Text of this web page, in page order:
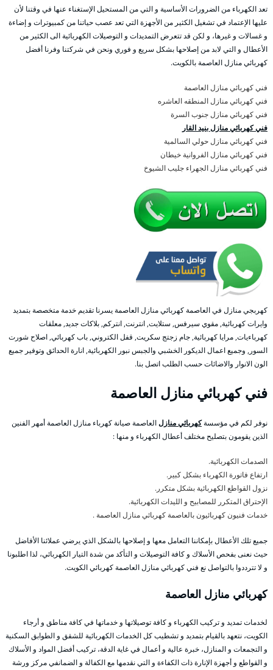
تعد الكهرباء من الضرورات الأساسية و التي من المستحيل الإستغناء عنها في وقتنا لأن
عليها الإعتماد في تشغيل الكثير من الأجهزة التي تعد عصب حياتنا من كمبيوترات و إضاءة
و غسالات و غيرها، و لكن قد تتعرض التمديدات و التوصيلات الكهربائية الى الكثير من
الأعطال و التي لابد من إصلاحها بشكل سريع و فوري ونحن في شركتنا وفرنا أفضل
كهربائي منازل العاصمة بالكويت.
فني كهربائي منازل العاصمة
فني كهربائي منازل المنطقه العاشره
فني كهربائي منازل جنوب السرة
فني كهربائي منازل بنيد القار
فني كهربائي منازل حولي السالمية
فني كهربائي منازل الفروانية خيطان
فني كهربائي منازل الجهراء جليب الشيوخ
كهربجي منازل في العاصمة كهربائي منازل العاصمة يسرنا تقديم خدمة متخصصة بتمديد
وايرات كهربائية, مقوي سيرفس, ستلايت, انترنت, انتركم, بلاكات جديد, معلقات
كهرباءيات, مرايا كهربائية, جام زجتج سكريت, قفل الكتروني, باب كهربائي, اصلاح شورت
السور, وجميع اعمال الديكور الخشبي والجبس نبور الكهربائية, انارة الحدائق وتوفير جميع
الون الانوار والاضائات حسب الطلب اتصل بنا.
فني كهربائي منازل العاصمة
نوفر لكم في مؤسسةكهربائي منازلالعاصمة صيانة كهرباء منازل العاصمة أمهر الفنين
الذين يقومون بتصليح مختلف أعطال الكهرباء و منها :
الصدمات الكهربائية.
ارتفاع فاتورة الكهرباء بشكل كبير.
نزول القواطع الكهربائية بشكل متكرر.
الإحتراق المتكرر للمصابيح و الليدات الكهربائية.
خدمات فنيون كهربائيون بالعاصمة كهربائي منازل العاصمة .
جميع تلك الأعطال بإمكاننا التعامل معها و إصلاحها بالشكل الذي يرضي عملائنا الأفاضل
حيث نعنى بفحص الأسلاك و كافة التوصيلات و التأكد من شدة التيار الكهربائي، لذا اطلبونا
و لا تترددوا بالتواصل نع فني كهربائي منازل العاصمة كهربائي الكويت.
كهربائي منازل العاصمة
لخدمات تمديد و تركيب الكهرباء و كافة توصيلاتها و خدماتها في كافة مناطق و أرجاء
الكويت، نتعهد بالقيام بتمديد و تشطيب كل الخدمات الكهربائية للشقق و الطوابق السكنية
و التجمعات و المنازل، خبرة عالية و أعمال في غاية الدقة، تركيب أفضل المواد و الأسلاك
و القواطع و أجهزة الإنارة ذات الكفاءة و التي نقدمها مع الكفالة و الضمانفي مركز ورشة